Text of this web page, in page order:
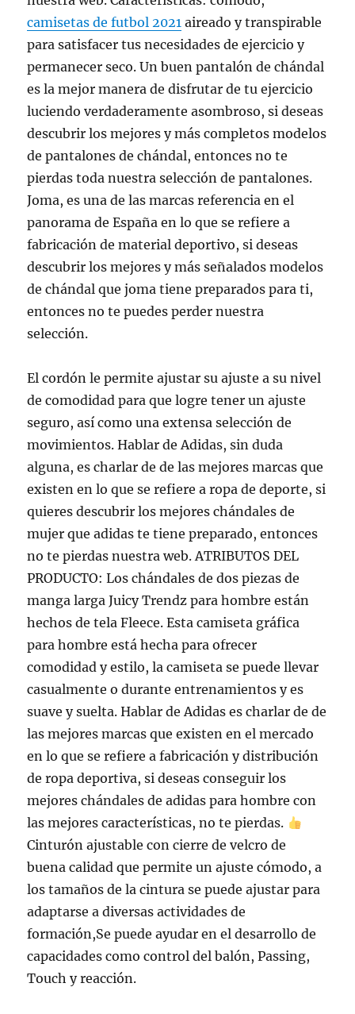
camisetas de futbol 2021 aireado y transpirable
para satisfacer tus necesidades de ejercicio y
permanecer seco. Un buen pantalón de chándal
es la mejor manera de disfrutar de tu ejercicio
luciendo verdaderamente asombroso, si deseas
descubrir los mejores y más completos modelos
de pantalones de chándal, entonces no te
pierdas toda nuestra selección de pantalones.
Joma, es una de las marcas referencia en el
panorama de España en lo que se refiere a
fabricación de material deportivo, si deseas
descubrir los mejores y más señalados modelos
de chándal que joma tiene preparados para ti,
entonces no te puedes perder nuestra
selección.
El cordón le permite ajustar su ajuste a su nivel
de comodidad para que logre tener un ajuste
seguro, así como una extensa selección de
movimientos. Hablar de Adidas, sin duda
alguna, es charlar de de las mejores marcas que
existen en lo que se refiere a ropa de deporte, si
quieres descubrir los mejores chándales de
mujer que adidas te tiene preparado, entonces
no te pierdas nuestra web. ATRIBUTOS DEL
PRODUCTO: Los chándales de dos piezas de
manga larga Juicy Trendz para hombre están
hechos de tela Fleece. Esta camiseta gráfica
para hombre está hecha para ofrecer
comodidad y estilo, la camiseta se puede llevar
casualmente o durante entrenamientos y es
suave y suelta. Hablar de Adidas es charlar de de
las mejores marcas que existen en el mercado
en lo que se refiere a fabricación y distribución
de ropa deportiva, si deseas conseguir los
mejores chándales de adidas para hombre con
las mejores características, no te pierdas.
Cinturón ajustable con cierre de velcro de
buena calidad que permite un ajuste cómodo, a
los tamaños de la cintura se puede ajustar para
adaptarse a diversas actividades de
formación,Se puede ayudar en el desarrollo de
capacidades como control del balón, Passing,
Touch y reacción.